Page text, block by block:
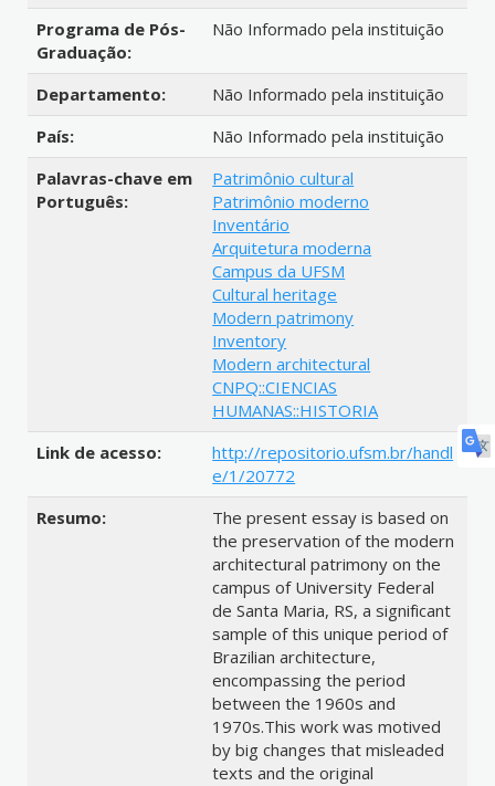
Programa de Pós-
Graduação:
Não Informado pela instituição
Departamento:
Não Informado pela instituição
País:
Não Informado pela instituição
Palavras-chave em
Português:
Patrimônio cultural
Patrimônio moderno
Inventário
Arquitetura moderna
Campus da UFSM
Cultural heritage
Modern patrimony
Inventory
Modern architectural
CNPQ::CIENCIAS
HUMANAS::HISTORIA
Link de acesso:
http://repositorio.ufsm.br/handl
e/1/20772
Resumo:
The present essay is based on
the preservation of the modern
architectural patrimony on the
campus of University Federal
de Santa Maria, RS, a significant
sample of this unique period of
Brazilian architecture,
encompassing the period
between the 1960s and
1970s.This work was motived
by big changes that misleaded
texts and the original